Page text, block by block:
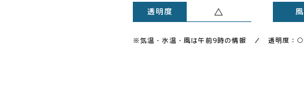
透明度 △ 風
※気温・水温・風は午前9時の情報 ／ 透明度